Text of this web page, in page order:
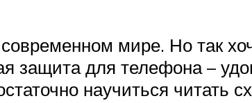
мире. Но так
защита для телефона –
научиться читать